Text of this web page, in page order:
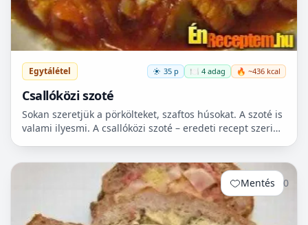
Egytálétel 35 p 🍽️ 4 adag 🔥 ~436 kcal
Csallóközi szoté
Sokan szeretjük a pörkölteket, szaftos húsokat. A szoté is
valami ilyesmi. A csallóközi szoté – eredeti recept szerint
Mentés 0